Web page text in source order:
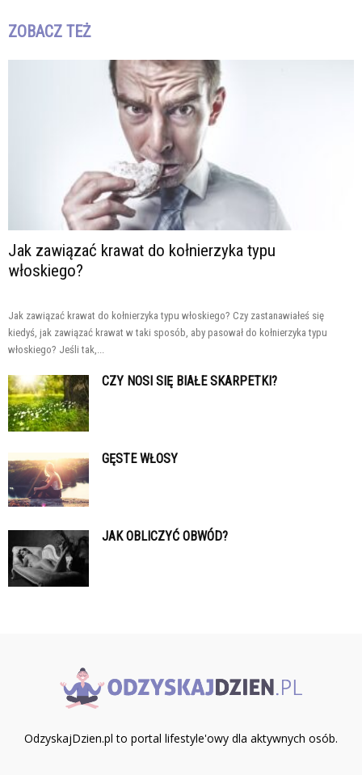
ZOBACZ TEŻ
Jak zawiązać krawat do kołnierzyka typu
włoskiego?
Jak zawiązać krawat do kołnierzyka typu włoskiego? Czy zastanawiałeś się
kiedyś, jak zawiązać krawat w taki sposób, aby pasował do kołnierzyka typu
włoskiego? Jeśli tak,...
CZY NOSI SIĘ BIAŁE SKARPETKI?
GĘSTE WŁOSY
JAK OBLICZYĆ OBWÓD?
OdzyskajDzien.pl to portal lifestyle'owy dla aktywnych osób.